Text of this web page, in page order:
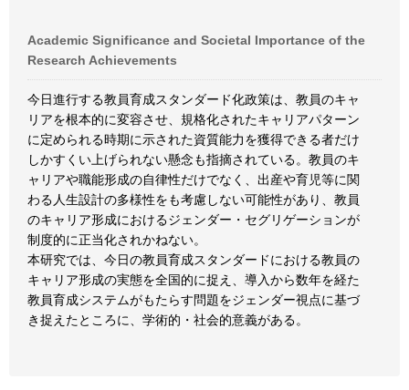
Academic Significance and Societal Importance of the
Research Achievements
今日進行する教員育成スタンダード化政策は、教員のキャ
リアを根本的に変容させ、規格化されたキャリアパターン
に定められる時期に示された資質能力を獲得できる者だけ
しかすくい上げられない懸念も指摘されている。教員のキ
ャリアや職能形成の自律性だけでなく、出産や育児等に関
わる人生設計の多様性をも考慮しない可能性があり、教員
のキャリア形成におけるジェンダー・セグリゲーションが
制度的に正当化されかねない。
本研究では、今日の教員育成スタンダードにおける教員の
キャリア形成の実態を全国的に捉え、導入から数年を経た
教員育成システムがもたらす問題をジェンダー視点に基づ
き捉えたところに、学術的・社会的意義がある。